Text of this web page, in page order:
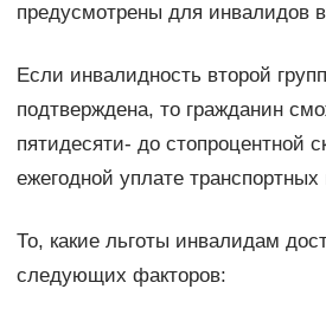
предусмотрены для инвалидов
Если инвалидность второй
подтверждена, то гражданин
пятидесяти- до стопроцентной
ежегодной уплате транспортных
То, какие льготы инвалидам
следующих факторов: